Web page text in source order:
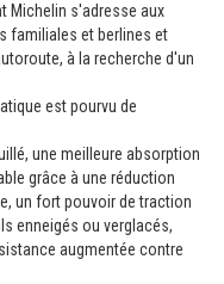
Michelin s'adresse aux
familiales et berlines et
à la recherche d'un
est pourvu de
une meilleure absorption
grâce à une réduction
un fort pouvoir de traction
enneigés ou verglacés,
augmentée contre